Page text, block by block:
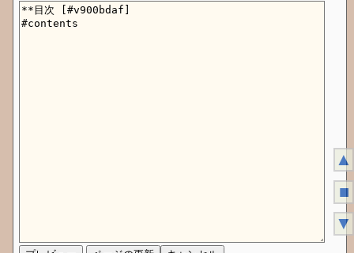
▲
■
▼